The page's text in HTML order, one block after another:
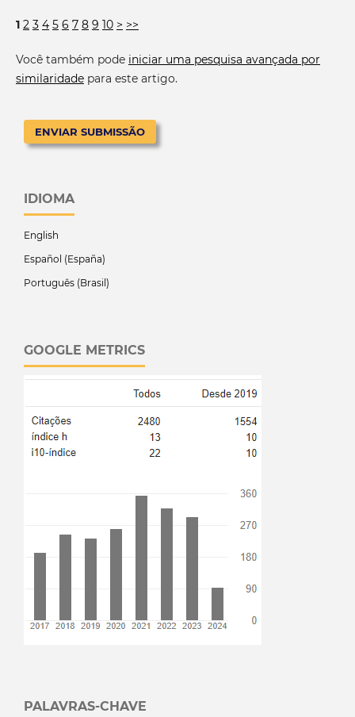
1 2 3 4 5 6 7 8 9 10 > >>
Você também pode iniciar uma pesquisa avançada por
similaridadepara este artigo.
ENVIAR SUBMISSÃO
IDIOMA
English
Español (España)
Português (Brasil)
GOOGLE METRICS
PALAVRAS-CHAVE